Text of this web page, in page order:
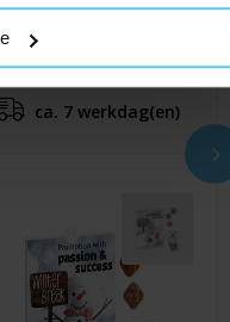
vaks
€ 3,20
ca. 7 werkdag(en)